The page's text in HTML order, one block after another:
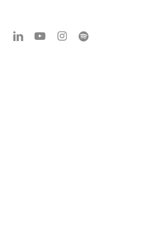
linkedinyoutubeinstagram
spotify